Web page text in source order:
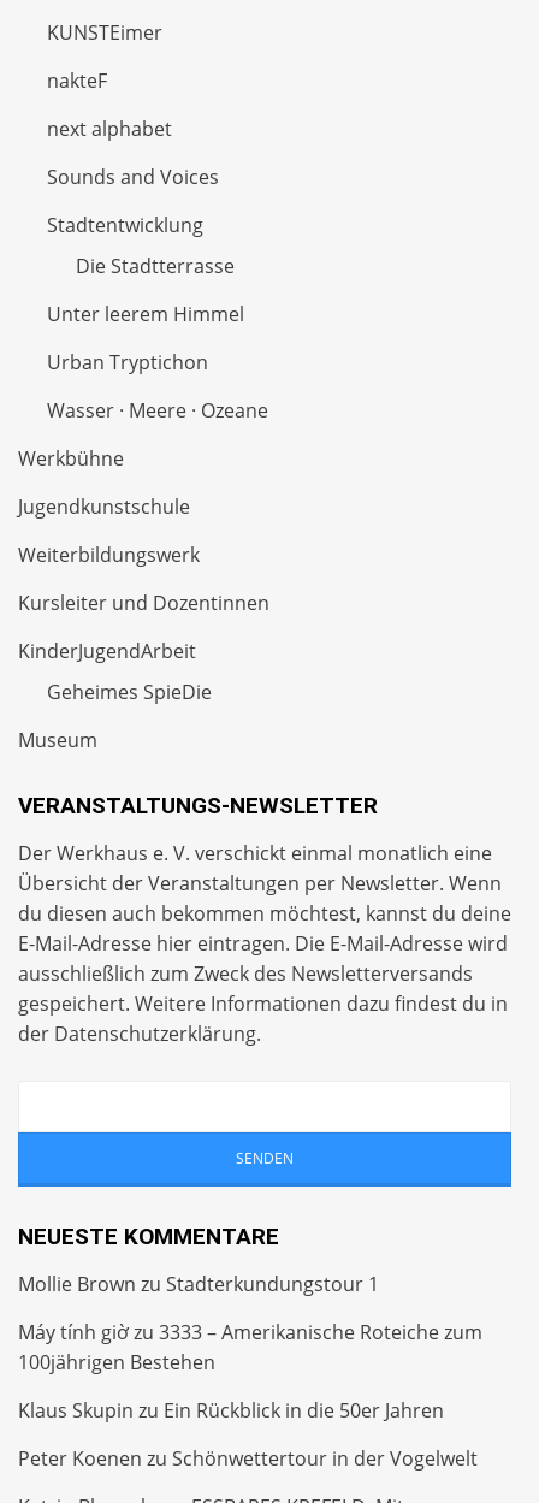
KUNSTEimer
nakteF
next alphabet
Sounds and Voices
Stadtentwicklung
Die Stadtterrasse
Unter leerem Himmel
Urban Tryptichon
Wasser · Meere · Ozeane
Werkbühne
Jugendkunstschule
Weiterbildungswerk
Kursleiter und Dozentinnen
KinderJugendArbeit
Geheimes SpieDie
Museum
VERANSTALTUNGS-NEWSLETTER
Der Werkhaus e. V. verschickt einmal monatlich eine
Übersicht der Veranstaltungen per Newsletter. Wenn
du diesen auch bekommen möchtest, kannst du deine
E-Mail-Adresse hier eintragen. Die E-Mail-Adresse wird
ausschließlich zum Zweck des Newsletterversands
gespeichert. Weitere Informationen dazu findest du in
der Datenschutzerklärung.
NEUESTE KOMMENTARE
Mollie Brown zu Stadterkundungstour 1
Máy tính giờzu 3333 – Amerikanische Roteiche zum
100jährigen Bestehen
Klaus Skupin zu Ein Rückblick in die 50er Jahren
Peter Koenen zu Schönwettertour in der Vogelwelt